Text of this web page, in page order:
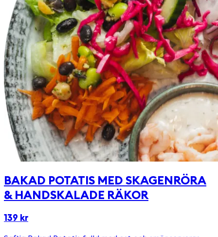
BAKAD POTATIS MED SKAGENRÖRA
& HANDSKALADE RÄKOR
139 kr